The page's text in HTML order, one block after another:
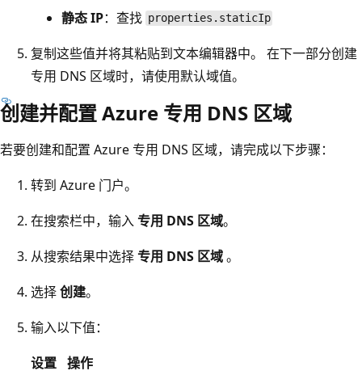
静态 IP：查找 properties.staticIp
复制这些值并将其粘贴到文本编辑器中。 在下一部分创建
专用 DNS 区域时，请使用默认域值。
创建并配置 Azure 专用 DNS 区域
若要创建和配置 Azure 专用 DNS 区域，请完成以下步骤：
转到 Azure 门户。
在搜索栏中，输入专用 DNS 区域。
从搜索结果中选择专用 DNS 区域。
选择创建。
输入以下值：
设置 操作